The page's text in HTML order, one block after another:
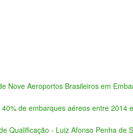
Nove Aeroportos Brasileiros em
de embarques aéreos entre 2014
Qualificação - Luiz Afonso Penha de